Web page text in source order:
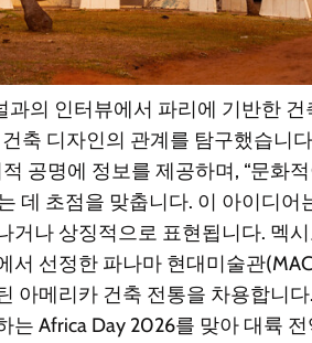
과의 인터뷰에서 파리에 기반한 건
축 디자인의 관계를 탐구했습니
공명에 정보를 제공하며, “문화
데 초점을 맞춥니다. 이 아이디
거나 상징적으로 표현됩니다. 멕
서 선정한 파나마 현대미술관
아메리카 건축 전통을 차용합니
는 Africa Day 2026를 맞아 대륙